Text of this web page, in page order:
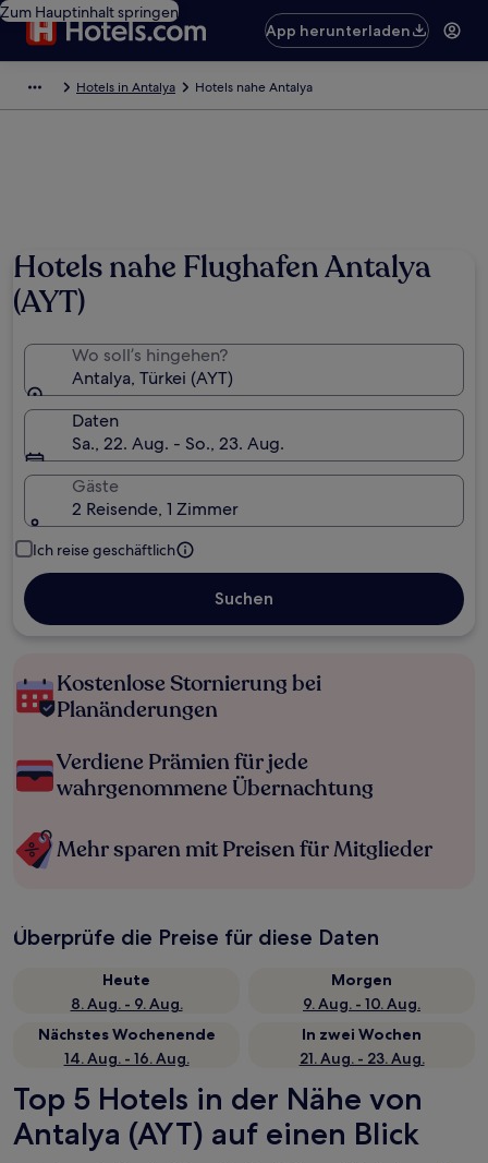
Zum Hauptinhalt springen
App herunterladen
Hotels in Antalya Hotels nahe Antalya
Hotels nahe Flughafen Antalya
(AYT)
Wo soll’s hingehen?
Antalya, Türkei (AYT)
Daten
Sa., 22. Aug. - So., 23. Aug.
Gäste
2 Reisende, 1 Zimmer
Ich reise geschäftlich
Suchen
Kostenlose Stornierung bei
Planänderungen
Verdiene Prämien für jede
wahrgenommene Übernachtung
Mehr sparen mit Preisen für Mitglieder
Überprüfe die Preise für diese Daten
Heute
8. Aug. - 9. Aug.
Morgen
9. Aug. - 10. Aug.
Nächstes Wochenende
14. Aug. - 16. Aug.
In zwei Wochen
21. Aug. - 23. Aug.
Top 5 Hotels in der Nähe von
Antalya (AYT) auf einen Blick